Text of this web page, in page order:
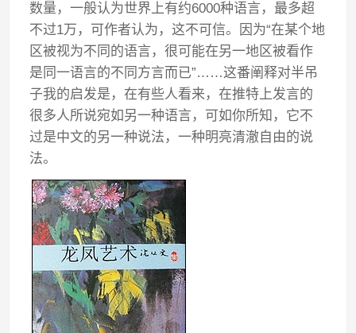
数量，一般认为世界上有约6000种语言，最多超
不过1万，可作者认为，这不可信。因为“在某个地
区被视为不同的语言，很可能在另一地区被看作
是同一语言的不同方言而已”……这番阐释对半吊
子我的启发是，在有些人看来，在推特上发言的
很多人所说宛如另一种语言，可如你所知，它不
过是中文的另一种说法，一种明亮清澈自由的说
法。